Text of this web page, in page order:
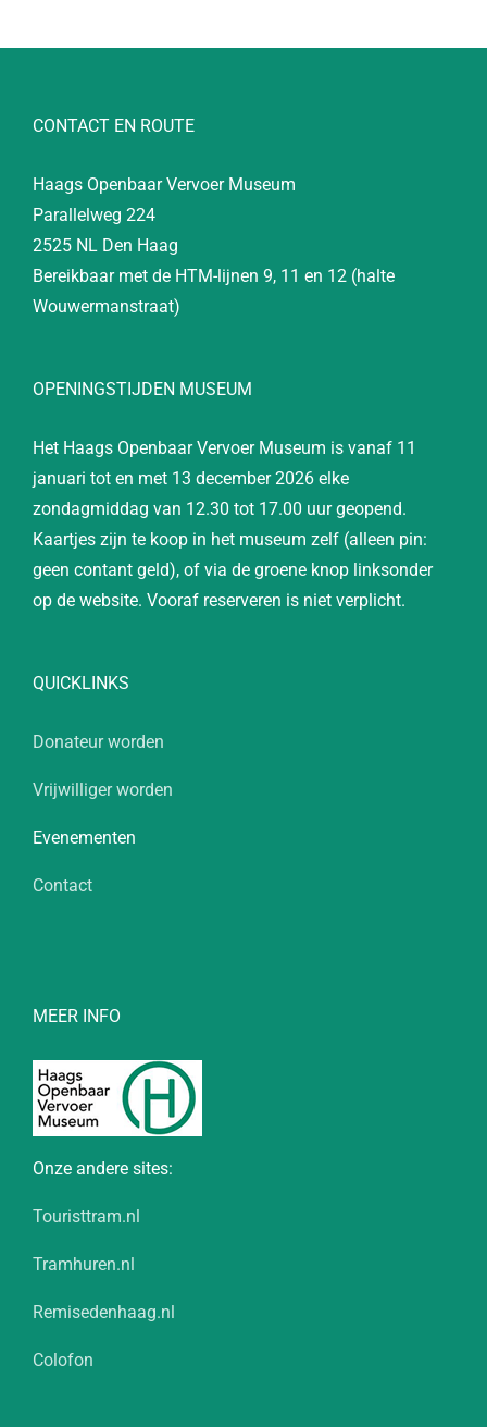
CONTACT EN ROUTE
Haags Openbaar Vervoer Museum
Parallelweg 224
2525 NL Den Haag
Bereikbaar met de HTM-lijnen 9, 11 en 12 (halte
Wouwermanstraat)
OPENINGSTIJDEN MUSEUM
Het Haags Openbaar Vervoer Museum is vanaf 11
januari tot en met 13 december 2026 elke
zondagmiddag van 12.30 tot 17.00 uur geopend.
Kaartjes zijn te koop in het museum zelf (alleen pin:
geen contant geld), of via de groene knop linksonder
op de website. Vooraf reserveren is niet verplicht.
QUICKLINKS
Donateur worden
Vrijwilliger worden
Evenementen
Contact
MEER INFO
Onze andere sites:
Touristtram.nl
Tramhuren.nl
Remisedenhaag.nl
Colofon